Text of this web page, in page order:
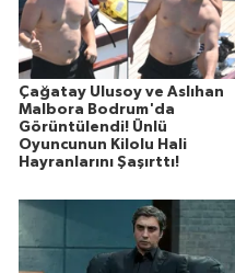
Çağatay Ulusoy ve Aslıhan
Malbora Bodrum'da
Görüntülendi! Ünlü
Oyuncunun Kilolu Hali
Hayranlarını Şaşırttı!